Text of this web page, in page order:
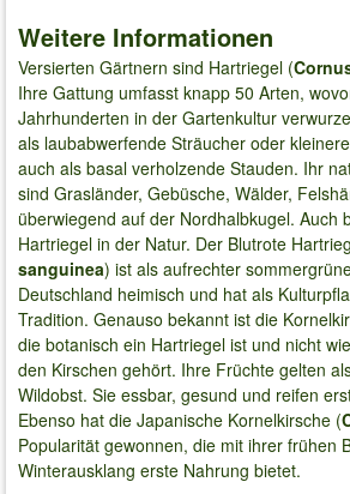
Weitere Informationen
Versierten Gärtnern sind Hartriegel (
Ihre Gattung umfasst knapp 50 Arten,
Jahrhunderten in der Gartenkultur
als laubabwerfende Sträucher oder
auch als basal verholzende Stauden. Ihr
sind Grasländer, Gebüsche, Wälder,
überwiegend auf der Nordhalbkugel. Auch
Hartriegel in der Natur. Der Blutrote
sanguinea) ist als aufrechter
Deutschland heimisch und hat als
Tradition. Genauso bekannt ist die
die botanisch ein Hartriegel ist und nicht
den Kirschen gehört. Ihre Früchte gelten
Wildobst. Sie essbar, gesund und reifen
Ebenso hat die Japanische Kornelkirsche (
Popularität gewonnen, die mit ihrer frühen
Winterausklang erste Nahrung bietet.